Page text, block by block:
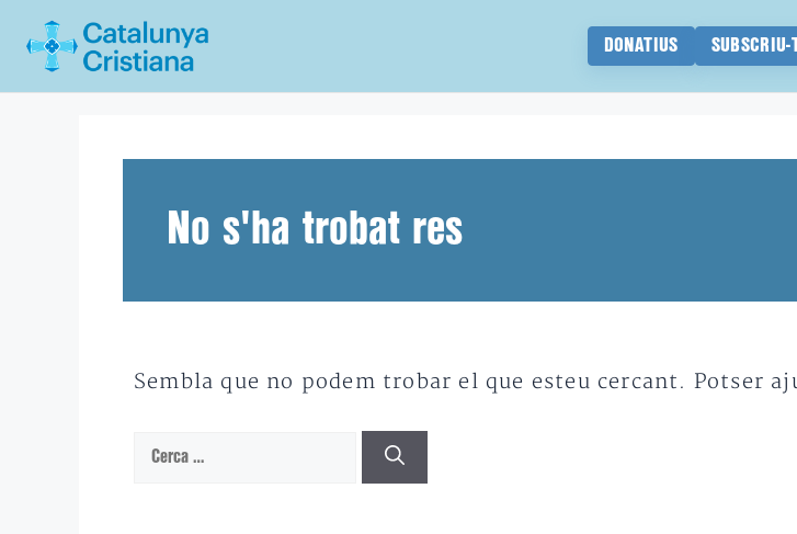
DONATIUS SUBSCRIU-
No s'ha trobat res
Sembla que no podem trobar el que esteu cercant. Potser
Cerca: